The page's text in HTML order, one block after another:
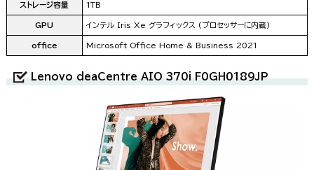
ストレージ容量 1TB
GPU インテル Iris Xe グラフィックス (プロセッサーに内蔵)
office Microsoft Office Home & Business 2021
Lenovo deaCentre AIO 370i F0GH0189JP